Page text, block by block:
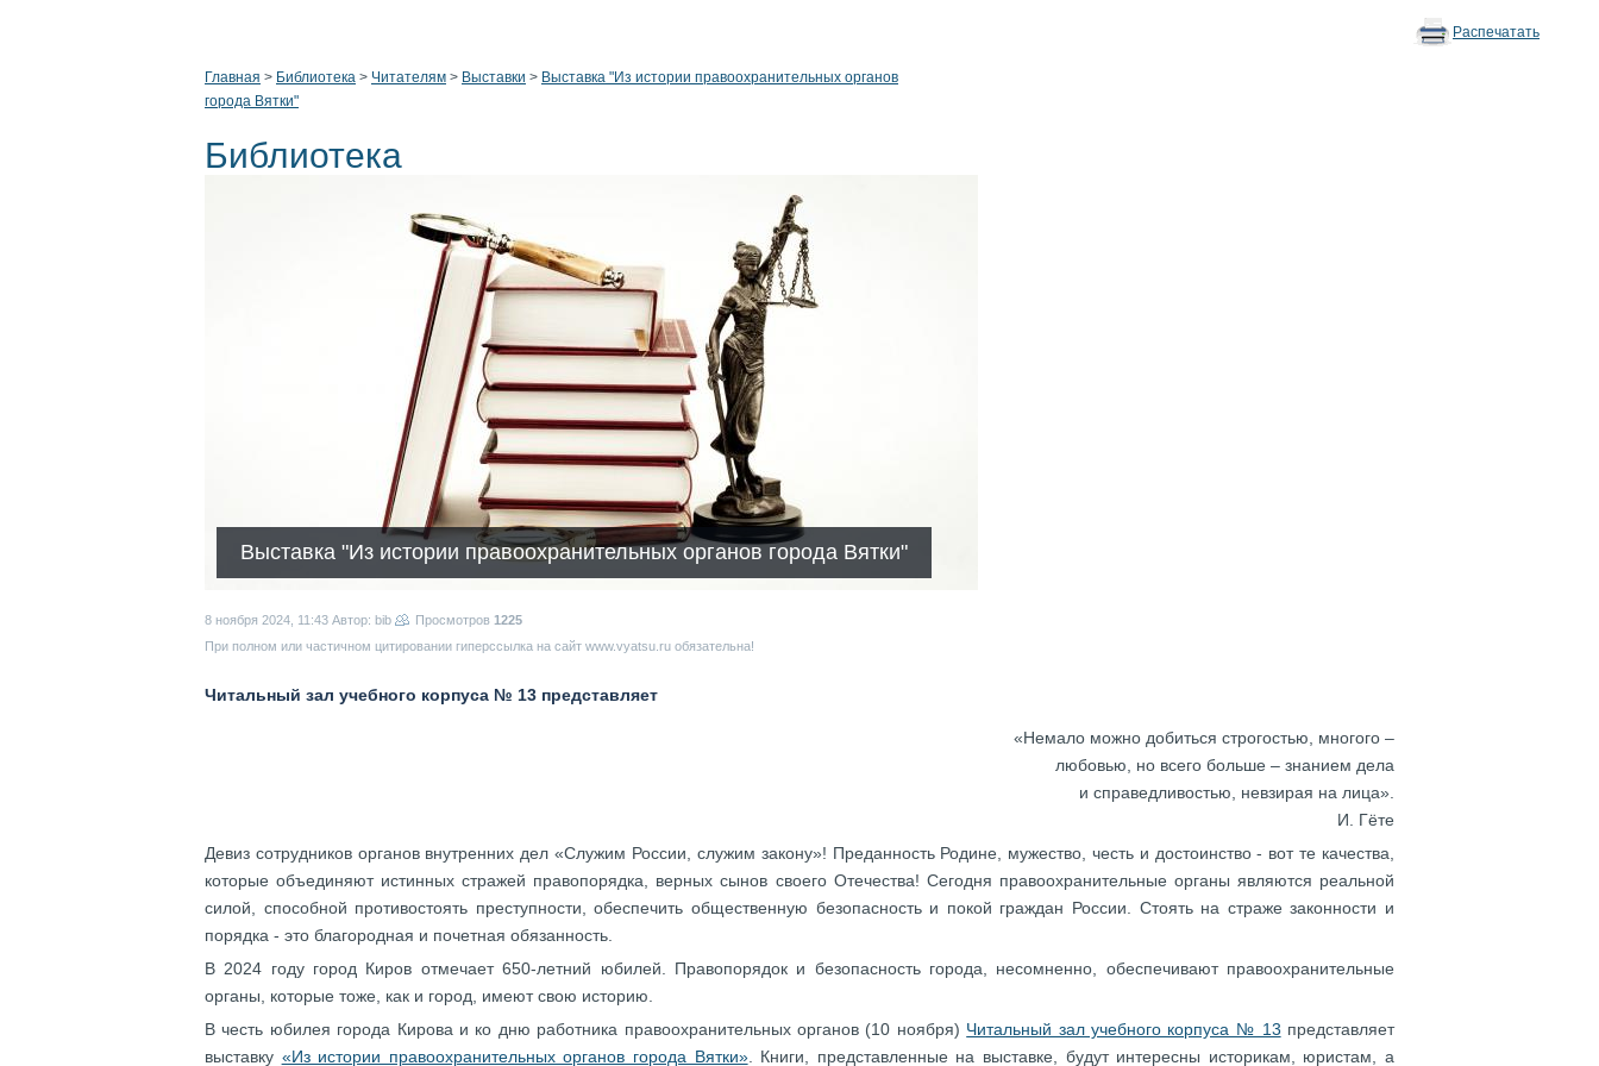
Распечатать
Главная > Библиотека > Читателям > Выставки > Выставка "Из истории правоохранительных органов
города Вятки"
Библиотека
Выставка "Из истории правоохранительных органов города Вятки"
8 ноября 2024, 11:43 Автор: bib Просмотров 1225
При полном или частичном цитировании гиперссылка на сайт www.vyatsu.ru обязательна!
Читальный зал учебного корпуса № 13 представляет
«Немало можно добиться строгостью, многого –
любовью, но всего больше – знанием дела
и справедливостью, невзирая на лица».
И. Гёте
Девиз сотрудников органов внутренних дел «Служим России, служим закону»! Преданность Родине, мужество, честь и достоинство - вот те качества,
которые объединяют истинных стражей правопорядка, верных сынов своего Отечества! Сегодня правоохранительные органы являются реальной
силой, способной противостоять преступности, обеспечить общественную безопасность и покой граждан России. Стоять на страже законности и
порядка - это благородная и почетная обязанность.
В 2024 году город Киров отмечает 650-летний юбилей. Правопорядок и безопасность города, несомненно, обеспечивают правоохранительные
органы, которые тоже, как и город, имеют свою историю.
В честь юбилея города Кирова и ко дню работника правоохранительных органов (10 ноября) Читальный зал учебного корпуса № 13 представляет
выставку «Из истории правоохранительных органов города Вятки». Книги, представленные на выставке, будут интересны историкам, юристам, а